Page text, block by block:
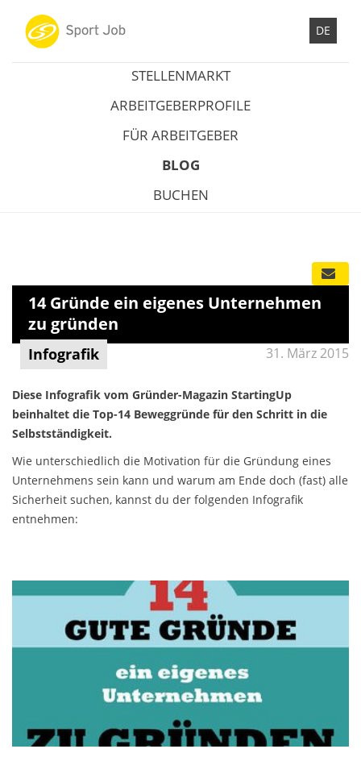
DE
STELLENMARKT
ARBEITGEBERPROFILE
FÜR ARBEITGEBER
BLOG
BUCHEN
14 Gründe ein eigenes Unternehmen
zu gründen
Infografik 31. März 2015
Diese Infografik vom Gründer-Magazin StartingUp
beinhaltet die Top-14 Beweggründe für den Schritt in die
Selbstständigkeit.
Wie unterschiedlich die Motivation für die Gründung eines
Unternehmens sein kann und warum am Ende doch (fast) alle
Sicherheit suchen, kannst du der folgenden Infografik
entnehmen: